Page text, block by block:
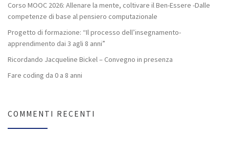
Corso MOOC 2026: Allenare la mente, coltivare il Ben-Essere -Dalle
competenze di base al pensiero computazionale
Progetto di formazione: “Il processo dell’insegnamento-
apprendimento dai 3 agli 8 anni”
Ricordando Jacqueline Bickel – Convegno in presenza
Fare coding da 0 a 8 anni
COMMENTI RECENTI